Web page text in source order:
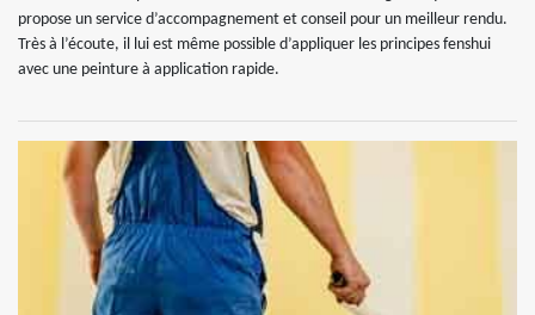
propose un service d’accompagnement et conseil pour un meilleur rendu.
Très à l’écoute, il lui est même possible d’appliquer les principes fenshui
avec une peinture à application rapide.